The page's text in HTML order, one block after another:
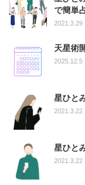
で簡単
2021.3.29
天星術
2025.12.5
星ひと
2021.3.22
星ひと
2021.3.22